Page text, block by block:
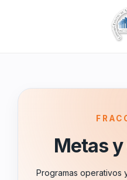
Metas
Programas operativos